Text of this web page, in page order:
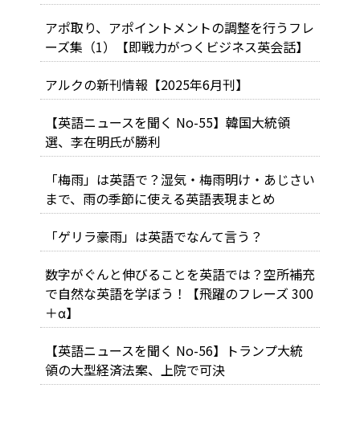
アポ取り、アポイントメントの調整を行うフレ
ーズ集（1）【即戦力がつくビジネス英会話】
アルクの新刊情報【2025年6月刊】
【英語ニュースを聞く No-55】韓国大統領
選、李在明氏が勝利
「梅雨」は英語で？湿気・梅雨明け・あじさい
まで、雨の季節に使える英語表現まとめ
「ゲリラ豪雨」は英語でなんて言う？
数字がぐんと伸びることを英語では？空所補充
で自然な英語を学ぼう！【飛躍のフレーズ 300
＋α】
【英語ニュースを聞く No-56】トランプ大統
領の大型経済法案、上院で可決